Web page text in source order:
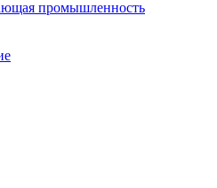
промышленность